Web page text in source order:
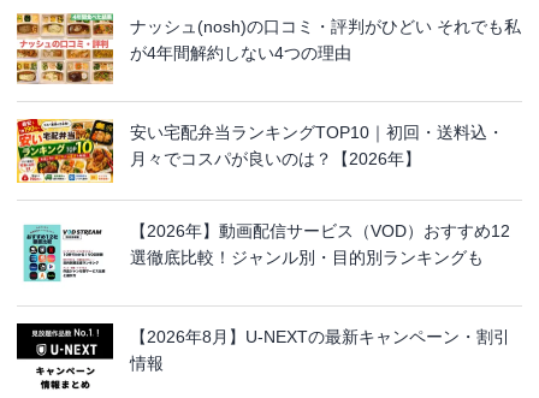
ナッシュ(nosh)の口コミ・評判がひどい それでも私
が4年間解約しない4つの理由
安い宅配弁当ランキングTOP10｜初回・送料込・
月々でコスパが良いのは？【2026年】
【2026年】動画配信サービス（VOD）おすすめ12
選徹底比較！ジャンル別・目的別ランキングも
【2026年8月】U-NEXTの最新キャンペーン・割引
情報